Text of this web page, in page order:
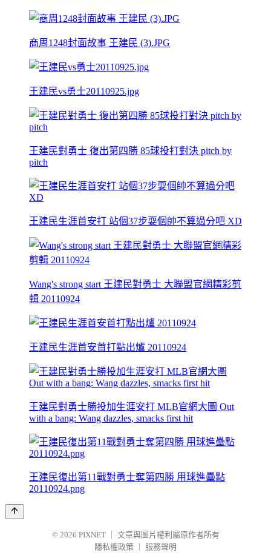
商周1248封面故事 王建民 (3).JPG
王建民vs勇士20110925.jpg
王建民對勇士 復出第四勝 85球投打對決 pitch by
pitch
王建民生涯首安打 站個37步耍個帥不算過分吧 XD
Wang's strong start 王建民對勇士 大聯盟官網精彩剪
輯 20110924
王建民生涯首安首打點出爐 20110924
王建民對勇士勝投加生涯安打 MLB官網大圖 Out
with a bang: Wang dazzles, smacks first hit
王建民復出第11戰對勇士奪第四勝 用球進壘點
20110924.png
© 2026 PIXNET
文章與圖片權利屬原作者所有
隱私權政策
服務聲明